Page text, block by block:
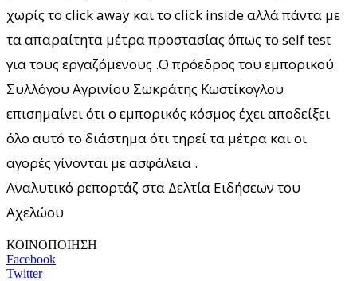
χωρίς το click away και το click inside αλλά πάντα με
τα απαραίτητα μέτρα προστασίας όπως το self test
για τους εργαζόμενους .Ο πρόεδρος του εμπορικού
Συλλόγου Αγρινίου Σωκράτης Κωστίκογλου
επισημαίνει ότι ο εμπορικός κόσμος έχει αποδείξει
όλο αυτό το διάστημα ότι τηρεί τα μέτρα και οι
αγορές γίνονται με ασφάλεια .
Αναλυτικό ρεπορτάζ στα Δελτία Ειδήσεων του
Αχελώου
ΚΟΙΝΟΠΟΙΗΣΗ
Facebook
Twitter